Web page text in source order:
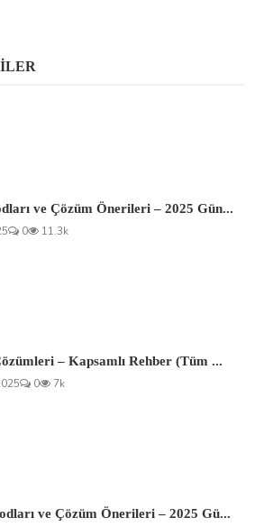
ve Çözüm Önerileri – 2025 Gün...
0 11.3k
– Kapsamlı Rehber (Tüm ...
0 7k
ve Çözüm Önerileri – 2025 Gü...